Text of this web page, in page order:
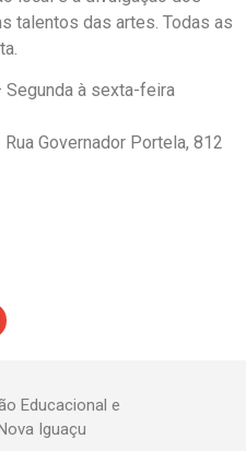
talentos das artes. Todas as
Segunda à sexta-feira
Governador Portela, 812
Educacional e
Iguaçu